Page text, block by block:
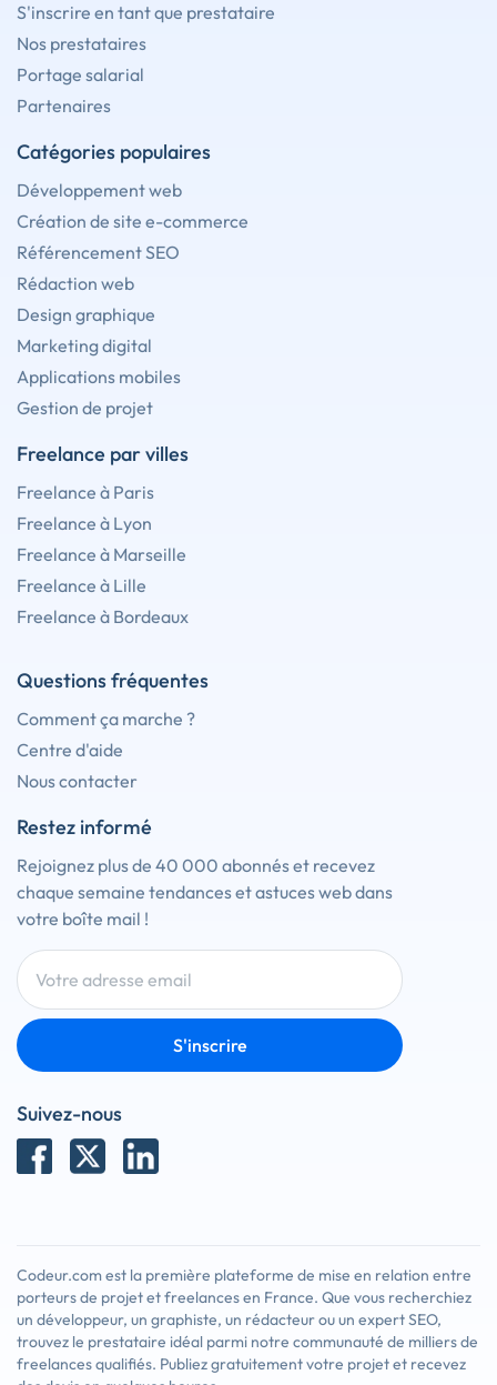
S'inscrire en tant que prestataire
Nos prestataires
Portage salarial
Partenaires
Catégories populaires
Développement web
Création de site e-commerce
Référencement SEO
Rédaction web
Design graphique
Marketing digital
Applications mobiles
Gestion de projet
Freelance par villes
Freelance à Paris
Freelance à Lyon
Freelance à Marseille
Freelance à Lille
Freelance à Bordeaux
Questions fréquentes
Comment ça marche ?
Centre d'aide
Nous contacter
Restez informé
Rejoignez plus de 40 000 abonnés et recevez
chaque semaine tendances et astuces web dans
votre boîte mail !
S'inscrire
Suivez-nous
Codeur.com est la première plateforme de mise en relation entre
porteurs de projet et freelances en France. Que vous recherchiez
un développeur, un graphiste, un rédacteur ou un expert SEO,
trouvez le prestataire idéal parmi notre communauté de milliers de
freelances qualifiés. Publiez gratuitement votre projet et recevez